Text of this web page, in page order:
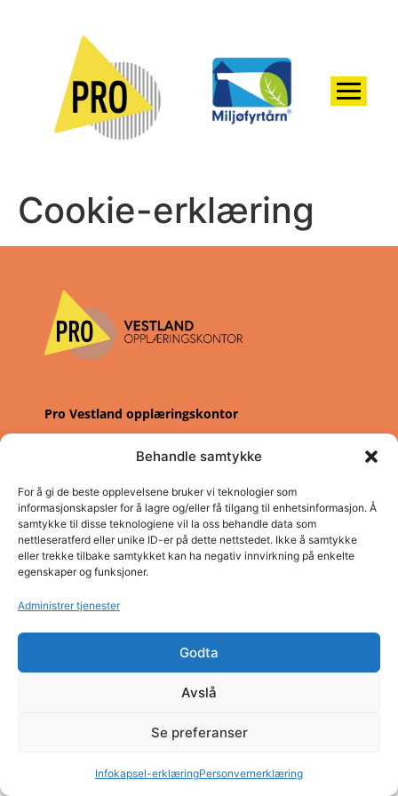
Behandle samtykke
For å gi de beste opplevelsene bruker vi teknologier som
informasjonskapsler for å lagre og/eller få tilgang til enhetsinformasjon. Å
samtykke til disse teknologiene vil la oss behandle data som
nettleseratferd eller unike ID-er på dette nettstedet. Ikke å samtykke
eller trekke tilbake samtykket kan ha negativ innvirkning på enkelte
egenskaper og funksjoner.
Administrer tjenester
Godta
Avslå
Se preferanser
Infokapsel-erklæringPersonvernerklæring
Cookie-erklæring
Pro Vestland opplæringskontor
Telefon: (+47) 57 83 22 60
Organisasjonsnummer: NO980 026 655
Personvern